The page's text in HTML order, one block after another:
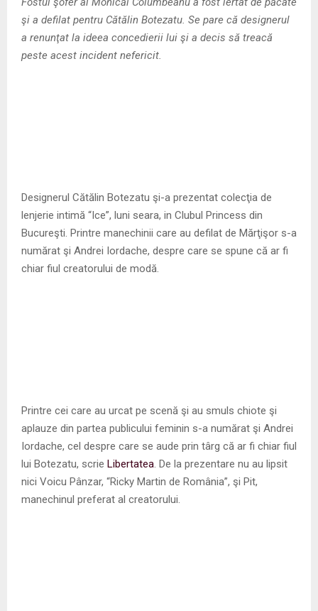
E
şi a defilat pentru Cătălin Botezatu. Se pare că designerul
a renunţat la ideea concedierii lui şi a decis să treacă
peste acest incident nefericit.
Designerul Cătălin Botezatu şi-a prezentat colecţia de
lenjerie intimă “Ice”, luni seara, in Clubul Princess din
Bucureşti. Printre manechinii care au defilat de Mărţişor s-a
numărat şi Andrei Iordache, despre care se spune că ar fi
chiar fiul creatorului de modă.
Printre cei care au urcat pe scenă şi au smuls chiote şi
aplauze din partea publicului feminin s-a numărat şi Andrei
Iordache, cel despre care se aude prin târg că ar fi chiar fiul
lui Botezatu, scrie Libertatea . De la prezentare nu au lipsit
nici Voicu Pânzar, “Ricky Martin de România”, şi Pit,
manechinul preferat al creatorului.